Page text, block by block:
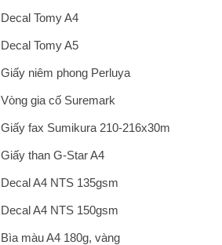
Decal Tomy A4
Decal Tomy A5
Giấy niêm phong Perluya
Vòng gia cố Suremark
Giấy fax Sumikura 210-216x30m
Giấy than G-Star A4
Decal A4 NTS 135gsm
Decal A4 NTS 150gsm
Bìa màu A4 180g, vàng